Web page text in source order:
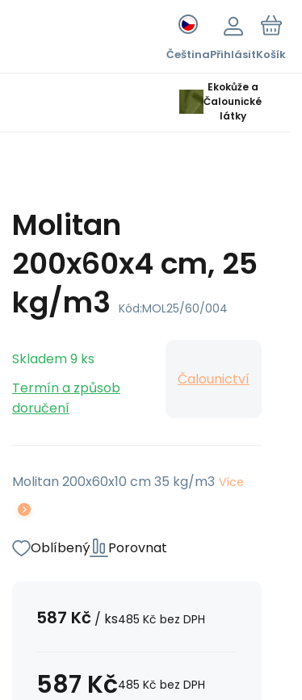
ČeštinaPřihlásitKošík
Ekokůže a
Čalounické
látky
Molitan
200x60x4 cm, 25
kg/m3 Kód:MOL25/60/004
Skladem9 ks
Termín a způsob
doručení
Čalounictví
Molitan 200x60x10 cm 35 kg/m3 Více
Oblíbený Porovnat
587 Kč / ks485 Kč bez DPH
587 Kč485 Kč bez DPH